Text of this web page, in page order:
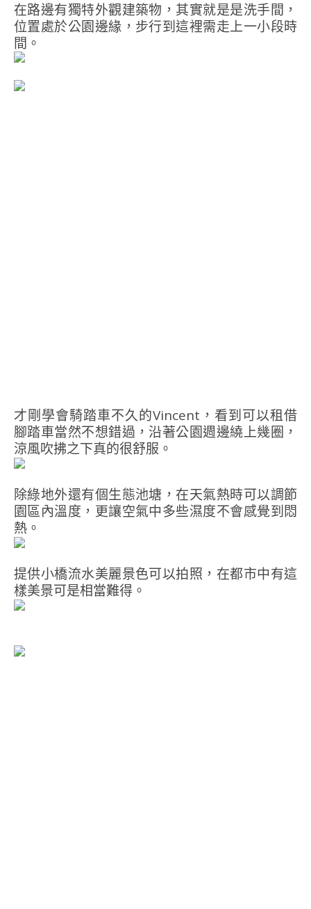
在路邊有獨特外觀建築物，其實就是是洗手間，
位置處於公園邊緣，步行到這裡需走上一小段時
間。
才剛學會騎踏車不久的Vincent，看到可以租借
腳踏車當然不想錯過，沿著公園週邊繞上幾圈，
涼風吹拂之下真的很舒服。
除綠地外還有個生態池塘，在天氣熱時可以調節
園區內溫度，更讓空氣中多些濕度不會感覺到悶
熱。
提供小橋流水美麗景色可以拍照，在都市中有這
樣美景可是相當難得。